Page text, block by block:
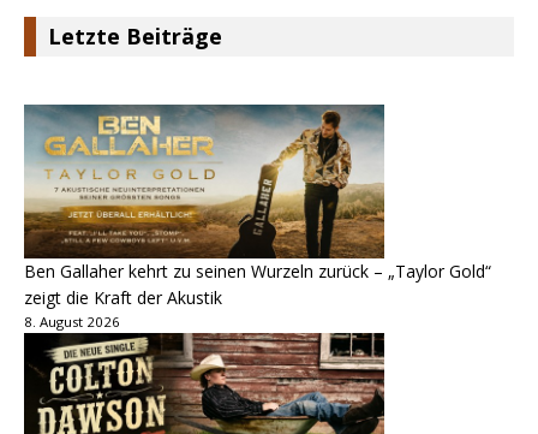
Letzte Beiträge
Ben Gallaher kehrt zu seinen Wurzeln zurück – „Taylor Gold“
zeigt die Kraft der Akustik
8. August 2026